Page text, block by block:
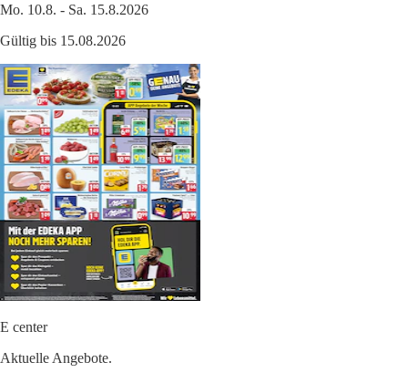
Mo. 10.8. - Sa. 15.8.2026
Gültig bis 15.08.2026
E center
Aktuelle Angebote.